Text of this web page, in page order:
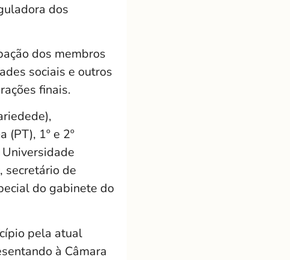
dos
dos membros
sociais e outros
finais.
(PT), 1º e 2º
secretário de
do gabinete do
pela atual
à Câmara